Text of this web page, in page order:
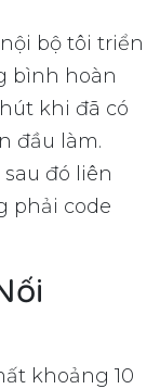
nội bộ tôi triển
bình hoàn
khi đã có
đầu làm.
đó liên
phải code
khoảng 10